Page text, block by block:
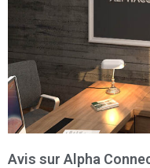
Avis sur Alpha